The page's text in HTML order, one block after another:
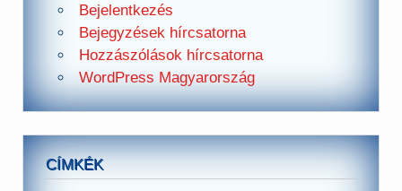
Bejelentkezés
Bejegyzések hírcsatorna
Hozzászólások hírcsatorna
WordPress Magyarország
CÍMKÉK